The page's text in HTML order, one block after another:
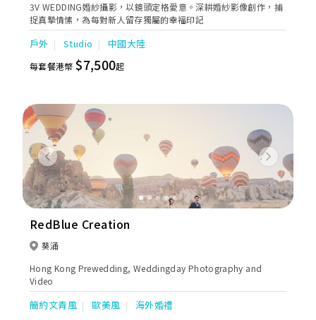
3V WEDDING婚紗攝影，以鏡頭定格愛意。深耕婚紗影像創作，捕
捉真摯情愫，為每對新人留存獨屬的幸福印記
戶外 Studio 中國大陸
每套餐港幣$7,500起
Previous Next
RedBlue Creation
葵涌
Hong Kong Prewedding, Weddingday Photography and
Video
簡約文青風 歐美風 海外婚禮